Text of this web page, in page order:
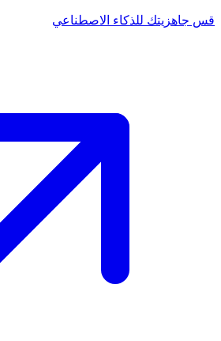
قس جاهزيتك للذكاء الاصطناعي